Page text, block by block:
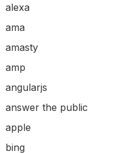
alexa
ama
amasty
amp
angularjs
answer the public
apple
bing